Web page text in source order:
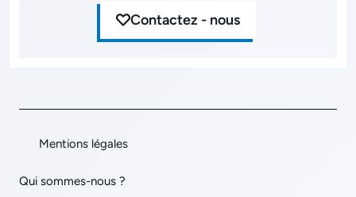
Contactez - nous
Mentions légales
Qui sommes-nous ?